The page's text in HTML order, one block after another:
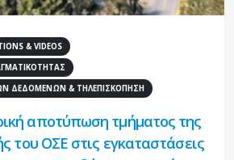
& VIDEOS
ΔΕΔΟΜΕΝΩΝ & ΤΗΛΕΠΙΣΚΟΠΗΣΗ
αποτύπωση τμήματος της
του ΟΣΕ στις εγκαταστάσεις